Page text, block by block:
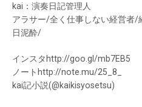
kai：演奏日記管理人
アラサー/全く仕事しない経営者
日泥酔/
インスタhttp://goo.gl/mb7EB5
ノートhttp://note.mu/25_8_
kai記小説(@kaikisyosetsu)